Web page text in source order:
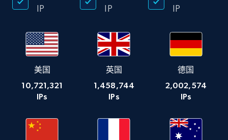
IP
IP
IP
美国
10,721,321
IPs
英国
1,458,744
IPs
德国
2,002,574
IPs